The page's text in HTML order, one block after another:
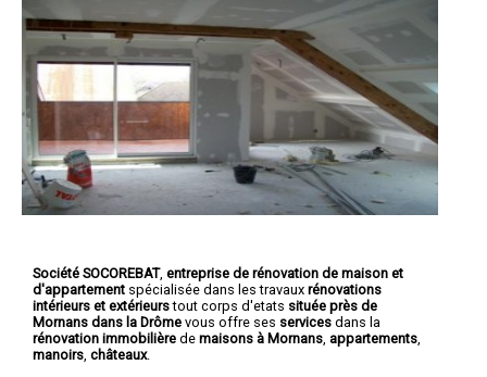
Société SOCOREBAT, entreprise de rénovation de maison et
d'appartement spécialisée dans les travaux rénovations
intérieurs et extérieurstout corps d'etats située près de
Mornans dans la Drôme vous offre ses services dans la
rénovation immobilière de maisons à Mornans appartements
manoirs châteaux.